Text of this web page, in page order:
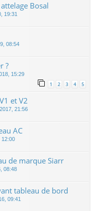
Bosal
19:31
08:54
?
15:29
1 2 3 4 5
et V2
21:56
AC
12:00
de marque Siarr
08:48
tableau de bord
09:41